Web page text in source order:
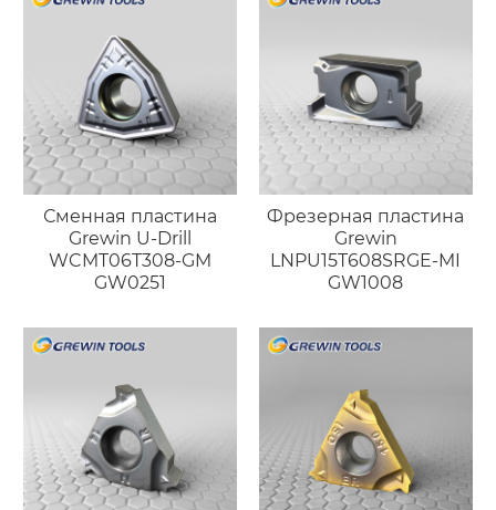
Сменная пластина
Grewin U-Drill
WCMT06T308-GM
GW0251
Фрезерная пластина
Grewin
LNPU15T608SRGE-MI
GW1008